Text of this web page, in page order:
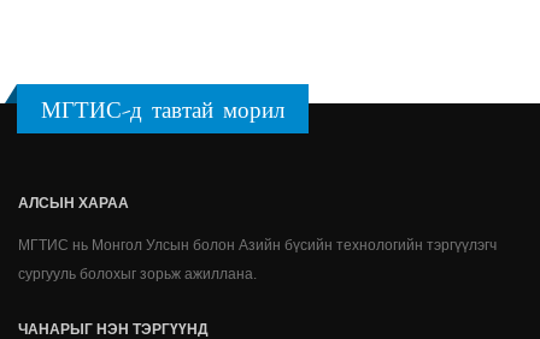
МГТИС-д тавтай морил
АЛСЫН ХАРАА
МГТИС нь Монгол Улсын болон Азийн бүсийн технологийн тэргүүлэгч
сургууль болохыг зорьж ажиллана.
ЧАНАРЫГ НЭН ТЭРГҮҮНД